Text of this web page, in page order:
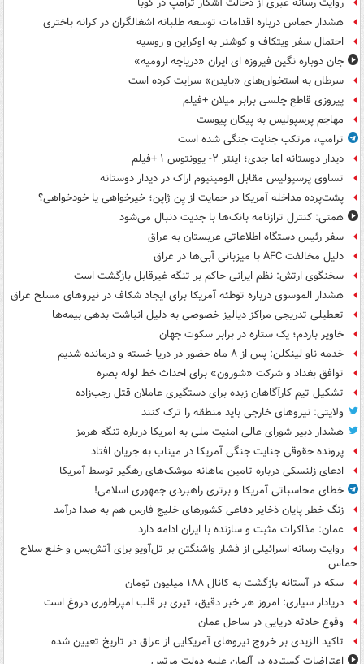
هشدار حماس درباره اقدامات توسعه طلبانه اشغالگران در کرانه باختری
احتمال سفر ویتکاف و کوشنر به اوکراین و روسیه
جان دوباره نگین فیروزه ای ایران «دریاچه ارومیه»
سرطان به استخوان‌های «بایدن» سرایت کرده است
پیروزی قاطع چلسی برابر میلان +فیلم
مهاجم پرسپولیس به پیکان پیوست
ترامپ، مرتکب جنایت جنگی شده است
دیدار دوستانه اما جدی؛ اینتر ۲- یوونتوس ۱ +فیلم
تساوی پرسپولیس مقابل الومینیوم اراک در دیدار دوستانه
پشت‌پرده مداخله آمریکا در حمایت از یِن ژاپن؛ خیرخواهی یا خودخواهی؟
همتی: کنترل ترازنامه بانک‌ها با جدیت دنبال می‌شود
سفر رئیس دستگاه اطلاعاتی عربستان به عراق
دلیل مخالفت AFC با میزبانی آبی‌ها در عراق
سخنگوی ارتش: نظم ایرانی حاکم بر تنگه غیرقابل بازگشت است
هشدار الموسوی درباره توطئه آمریکا برای ایجاد شکاف در نیروهای مسلح عراق
تعطیلی تدریجی مراکز دیالیز خصوصی به دلیل انباشت بدهی بیمه‌ها
خاویر باردم؛ یک ستاره در برابر سکوت جهان
خدمه ناو لینکلن: پس از ۸ ماه حضور در دریا خسته و درمانده‌ شدیم
توافق بغداد و شرکت «شورون» برای احداث خط لوله بصره
تشکیل تیم کارآگاهان زبده برای دستگیری عاملان قتل رجب‌زاده
ولایتی: نیروهای خارجی باید منطقه را ترک کنند
هشدار دبیر شورای عالی امنیت ملی به امریکا درباره تنگه هرمز
پرونده حقوقی جنایت جنگی آمریکا در میناب به جریان افتاد
ادعای زلنسکی درباره تامین ماهانه موشک‌های رهگیر توسط آمریکا
خطای محاسباتی آمریکا و برتری راهبردی جمهوری اسلامی!
زنگ خطر پایان ذخایر دفاعی کشورهای خلیج فارس هم به صدا درآمد
عمان: مذاکرات مثبت و سازنده با ایران ادامه دارد
روایت رسانه اسرائیلی از فشار واشنگتن بر تل‌آویو برای آتش‌بس و خلع سلاح
حماس
سکه در آستانه بازگشت به کانال ۱۸۸ میلیون تومان
دریادار سیاری: امروز هر خبر دقیق، تیری بر قلب امپراطوری دروغ است
وقوع حادثه دریایی در ساحل عمان
تاکید الزیدی بر خروج نیروهای آمریکایی از عراق در تاریخ تعیین شده